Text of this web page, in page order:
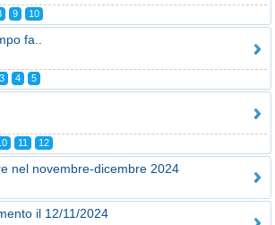
9 10
fa..
3 4 5
11 12
nel novembre-dicembre 2024
il 12/11/2024